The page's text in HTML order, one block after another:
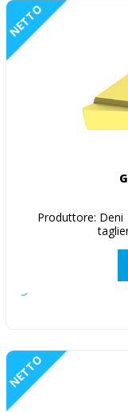
NETTO
Produttore:
NETTO